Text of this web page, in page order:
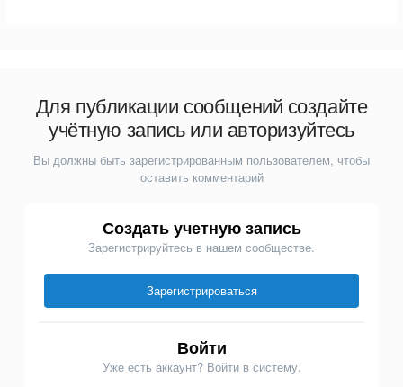
Для публикации сообщений создайте
учётную запись или авторизуйтесь
Вы должны быть зарегистрированным пользователем, чтобы
оставить комментарий
Создать учетную запись
Зарегистрируйтесь в нашем сообществе.
Зарегистрироваться
Войти
Уже есть аккаунт? Войти в систему.